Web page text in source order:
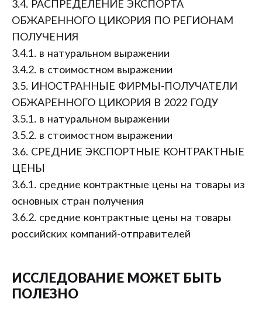
3.4. РАСПРЕДЕЛЕНИЕ ЭКСПОРТА
ОБЖАРЕННОГО ЦИКОРИЯ ПО РЕГИОНАМ
ПОЛУЧЕНИЯ
3.4.1. в натуральном выражении
3.4.2. в стоимостном выражении
3.5. ИНОСТРАННЫЕ ФИРМЫ-ПОЛУЧАТЕЛИ
ОБЖАРЕННОГО ЦИКОРИЯ В 2022 ГОДУ
3.5.1. в натуральном выражении
3.5.2. в стоимостном выражении
3.6. СРЕДНИЕ ЭКСПОРТНЫЕ КОНТРАКТНЫЕ
ЦЕНЫ
3.6.1. средние контрактные цены на товары из
основных стран получения
3.6.2. средние контрактные цены на товары
российских компаний-отправителей
ИССЛЕДОВАНИЕ МОЖЕТ БЫТЬ
ПОЛЕЗНО